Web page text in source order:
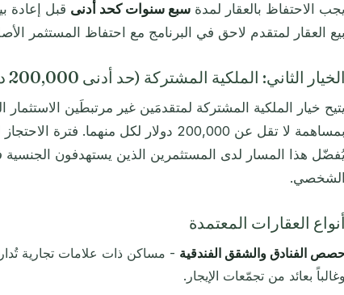
يجب الاحتفاظ بالعقار لمدة سبع سنوات كحد أدنى قبل إعادة
بيع العقار لمتقدم لاحق في البرنامج مع احتفاظ المستثمر
الخيار الثاني: الملكية المشتركة (حد أدنى 200,000 دولار)
يتيح خيار الملكية المشتركة لمتقدمَين غير مرتبطَين
بمساهمة لا تقل عن 200,000 دولار لكل منهما. فترة الاحتجاز للملكية المشتركة أيضاً
هذا المسار لدى المستثمرين الذين يستهدفون الجنسية
الشخصي.
أنواع العقارات المعتمدة
الفنادق والشقق الفندقية - مساكن ذات علامات تجارية
وغالباً بعائد من تجمّعات الإيجار.